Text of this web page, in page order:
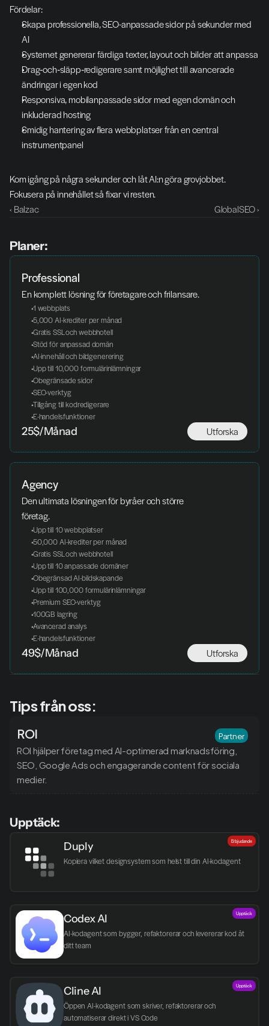
Fördelar:
Skapa professionella, SEO-anpassade sidor på sekunder med
AI
Systemet genererar färdiga texter, layout och bilder att anpassa
Drag‑och‑släpp‑redigerare samt möjlighet till avancerade
ändringar i egen kod
Responsiva, mobilanpassade sidor med egen domän och
inkluderad hosting
Smidig hantering av flera webbplatser från en central
instrumentpanel
Kom igång på några sekunder och låt AI:n göra grovjobbet.
Fokusera på innehållet så fixar vi resten.
‹ Balzac
GlobalSEO ›
Planer:
Professional
En komplett lösning för företagare och frilansare.
1 webbplats
5,000 AI-krediter per månad
Gratis SSL och webbhotell
Stöd för anpassad domän
AI-innehåll och bildgenerering
Upp till 10,000 formulärinlämningar
Obegränsade sidor
SEO-verktyg
Tillgång till kodredigerare
E-handelsfunktioner
Utforska
25$/Månad
Agency
Den ultimata lösningen för byråer och större
företag.
Upp till 10 webbplatser
50,000 AI-krediter per månad
Gratis SSL och webbhotell
Upp till 10 anpassade domäner
Obegränsad AI-bildskapande
Upp till 100,000 formulärinlämningar
Premium SEO-verktyg
100GB lagring
Avancerad analys
E-handelsfunktioner
Utforska
49$/Månad
Tips från oss:
ROI
ROI hjälper företag med AI-optimerad marknadsföring,
SEO, Google Ads och engagerande content för sociala
medier.
Partner
Upptäck:
Duply
Kopiera vilket designsystem som helst till din AI-kodagent
Erbjudande
Codex AI
AI-kodagent som bygger, refaktorerar och levererar kod åt
ditt team
Upptäck
Cline AI
Öppen AI-kodagent som skriver, refaktorerar och
automatiserar direkt i VS Code
Upptäck